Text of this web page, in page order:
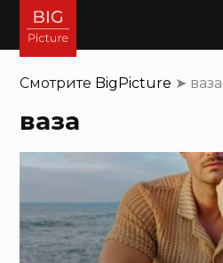
Смотрите BigPicture ➤ ваза
ваза